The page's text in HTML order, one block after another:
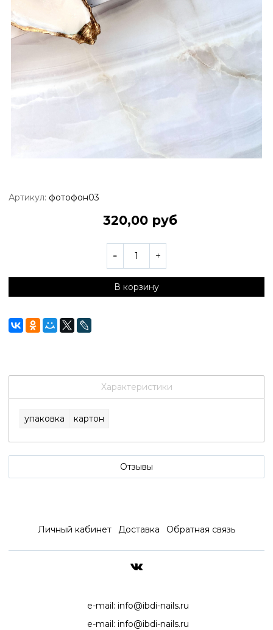
Артикул: фотофон03
320,00 руб
В корзину
Характеристики
упаковка картон
Отзывы
Личный кабинет Доставка Обратная связь
e-mail: info@ibdi-nails.ru
e-mail: info@ibdi-nails.ru